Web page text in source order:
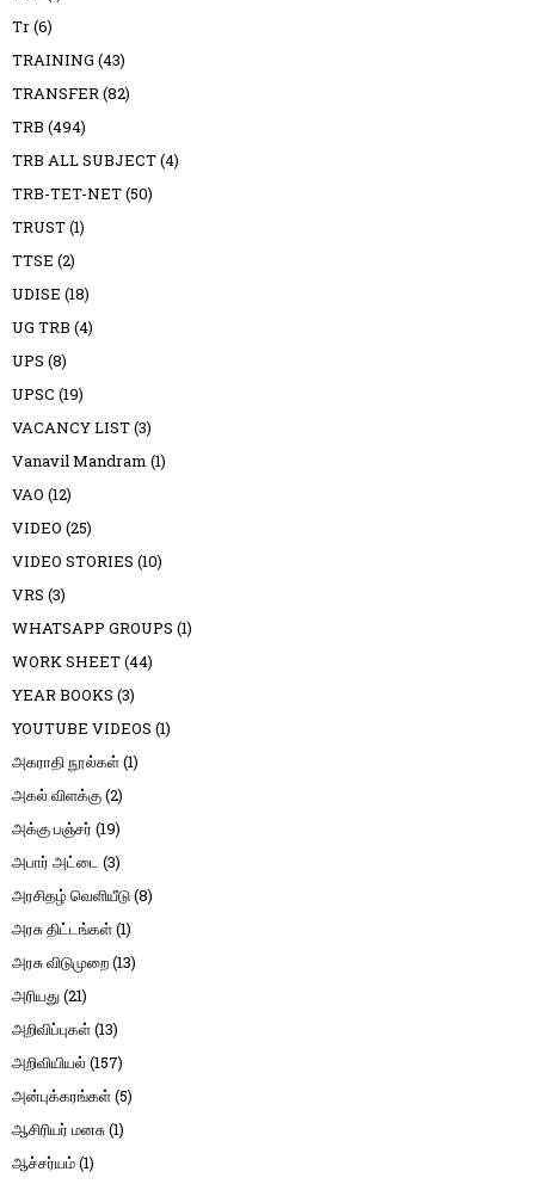
Tr(6)
TRAINING (43)
TRANSFER(82)
TRB (494)
TRB ALL SUBJECT(4)
TRB-TET-NET(50)
TRUST(1)
TTSE (2)
UDISE (18)
UG TRB (4)
UPS (8)
UPSC (19)
VACANCY LIST(3)
Vanavil Mandram (1)
VAO (12)
VIDEO (25)
VIDEO STORIES (10)
VRS (3)
WHATSAPP GROUPS (1)
WORK SHEET(44)
YEAR BOOKS (3)
YOUTUBE VIDEOS (1)
அகராதி நூல்கள்(1)
அகல் விளக்கு(2)
அக்கு பஞ்சர் (19)
அபார் அட்டை (3)
அரசிதழ் வெளியீடு(8)
அரசு திட்டங்கள்(1)
அரசு விடுமுறை(13)
அரியது(21)
அறிவிப்புகள்(13)
அறிவியியல் (157)
அன்புக்கரங்கள்(5)
ஆசிரியர் மனசு(1)
ஆச்சர்யம்(1)